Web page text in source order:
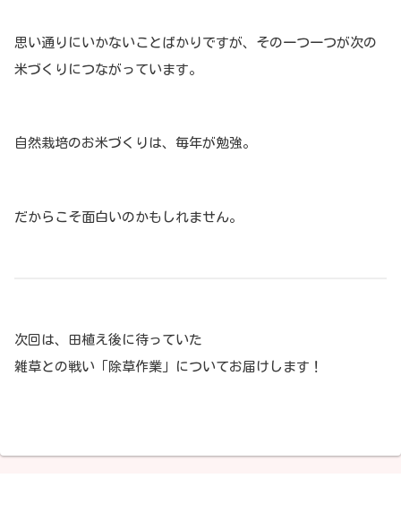
思い通りにいかないことばかりですが、その一つ一つが次の
米づくりにつながっています。
自然栽培のお米づくりは、毎年が勉強。
だからこそ面白いのかもしれません。
次回は、田植え後に待っていた
雑草との戦い「除草作業」についてお届けします！